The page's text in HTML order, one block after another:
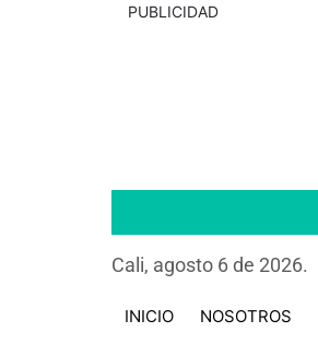
PUBLICIDAD
Cali, agosto 6 de 2026.
INICIO NOSOTROS